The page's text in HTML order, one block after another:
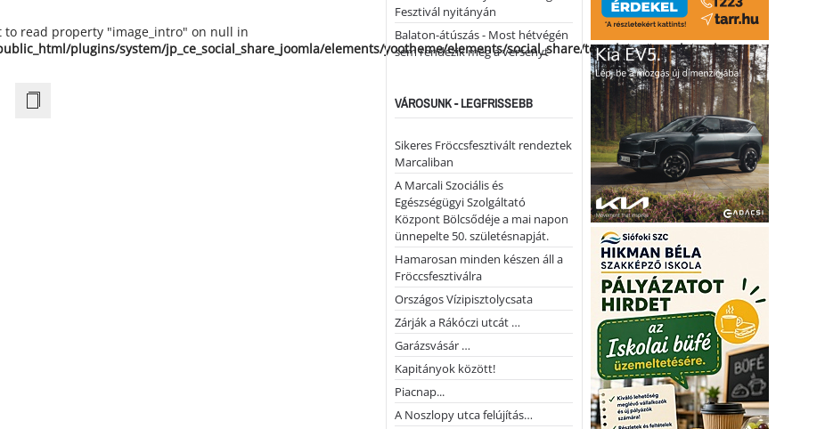
to read property "image_intro" on null in
plugins/system/jp_ce_social_share_joomla/elements/yootheme/elements/social_share/templates/template.php
Fesztivál nyitányán
Balaton-átúszás - Most hétvégén
sem rendezik meg a versenyt
VÁROSUNK - LEGFRISSEBB
Sikeres Fröccsfesztivált rendeztek
Marcaliban
A Marcali Szociális és
Egészségügyi Szolgáltató
Központ Bölcsődéje a mai napon
ünnepelte 50. születésnapját.
Hamarosan minden készen áll a
Fröccsfesztiválra
Országos Vízipisztolycsata
Zárják a Rákóczi utcát …
Garázsvásár …
Kapitányok között!
Piacnap...
A Noszlopy utca felújítás…